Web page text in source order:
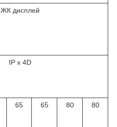
ЖК дисплей
IP x 4D
65 65 80 80